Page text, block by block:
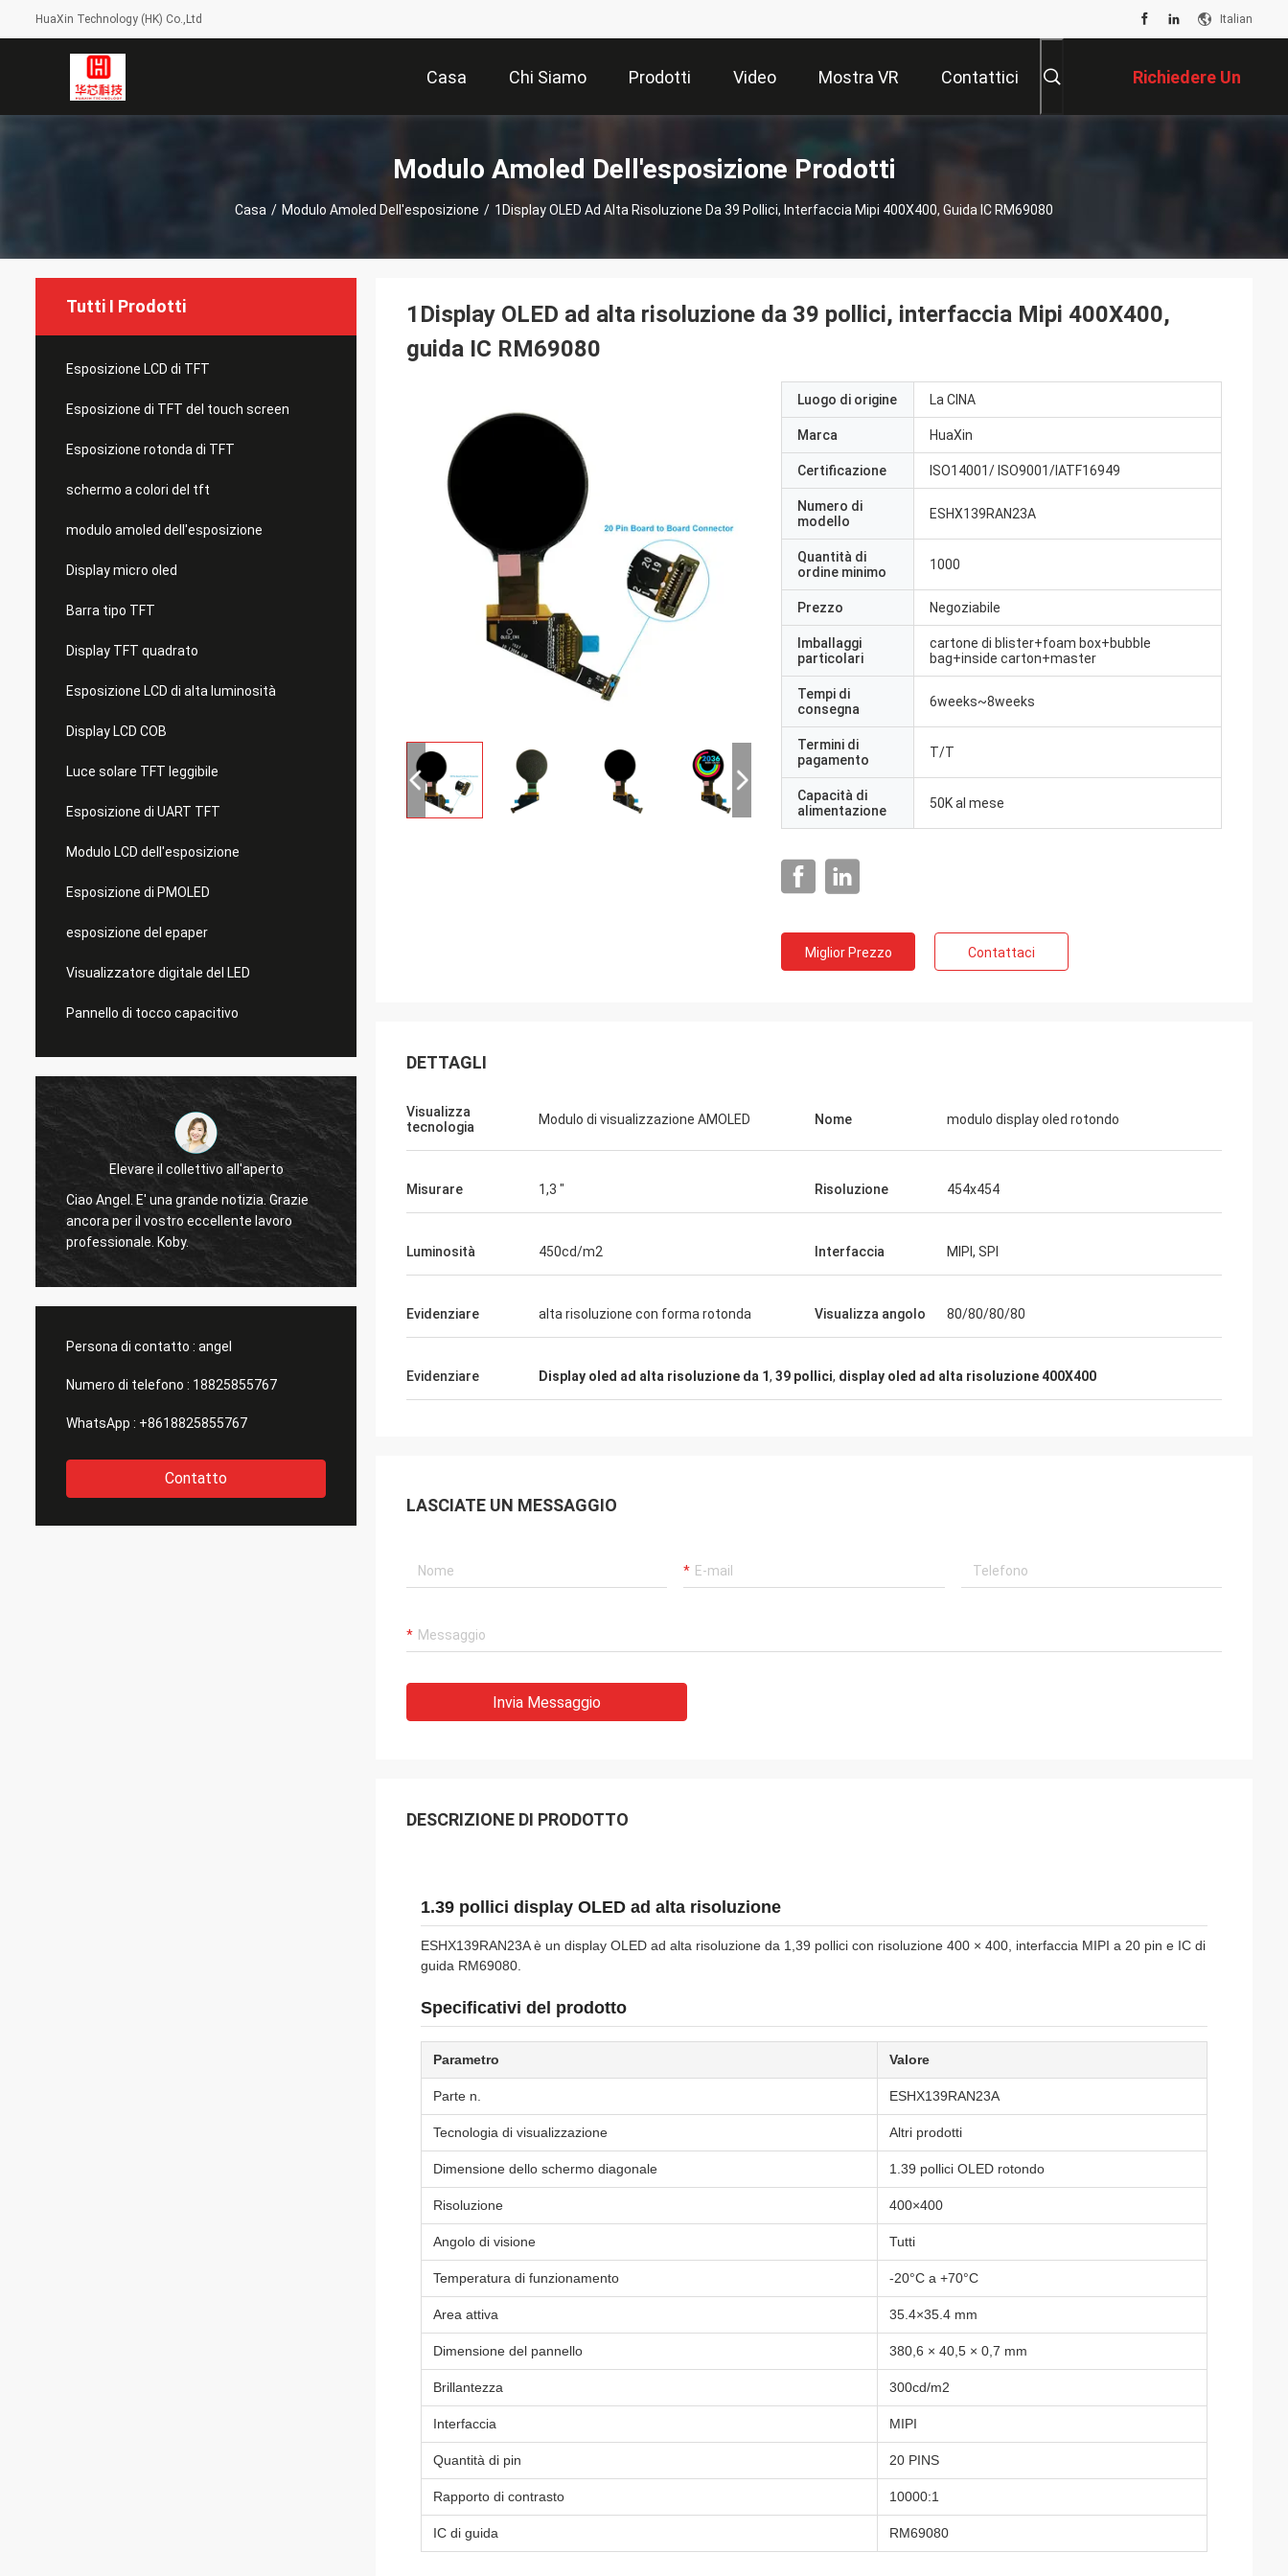
HuaXin Technology (HK) Co.,Ltd Italian
Casa Chi Siamo Prodotti Video Mostra VR Contattici Richiedere Un
Preventivo
Modulo Amoled Dell'esposizione Prodotti
Casa / Modulo Amoled Dell'esposizione / 1Display OLED Ad Alta Risoluzione Da 39 Pollici, Interfaccia Mipi 400X400, Guida IC RM69080
Tutti I Prodotti
Esposizione LCD di TFT
Esposizione di TFT del touch screen
Esposizione rotonda di TFT
schermo a colori del tft
modulo amoled dell'esposizione
Display micro oled
Barra tipo TFT
Display TFT quadrato
Esposizione LCD di alta luminosità
Display LCD COB
Luce solare TFT leggibile
Esposizione di UART TFT
Modulo LCD dell'esposizione
Esposizione di PMOLED
esposizione del epaper
Visualizzatore digitale del LED
Pannello di tocco capacitivo
Elevare il collettivo all'aperto
Ciao Angel. E' una grande notizia. Grazie
ancora per il vostro eccellente lavoro
professionale. Koby.
Sì, abbiamo iniziato a usare anche i
display rotondi, ora li stiamo verificando e
domandeTi faro' sapere. La qualità del
display è eccellente e sembra davvero di
come fabbrica.
Persona di contatto : angel
Numero di telefono : 18825855767
WhatsApp : +8618825855767
Contatto
1Display OLED ad alta risoluzione da 39 pollici, interfaccia Mipi 400X400,
guida IC RM69080
Luogo di origine La CINA
Marca HuaXin
Certificazione ISO14001/ ISO9001/IATF16949
Numero di
modello
ESHX139RAN23A
Quantità di
ordine minimo
1000
Prezzo Negoziabile
Imballaggi
particolari
cartone di blister+foam box+bubble
bag+inside carton+master
Tempi di
consegna
6weeks~8weeks
Termini di
pagamento
T/T
Capacità di
alimentazione
50K al mese
Miglior Prezzo Contattaci
DETTAGLI
Visualizza
tecnologia
Modulo di visualizzazione AMOLED Nome modulo display oled rotondo
Misurare 1,3 " Risoluzione 454x454
Luminosità 450cd/m2 Interfaccia MIPI, SPI
Evidenziare alta risoluzione con forma rotonda Visualizza angolo 80/80/80/80
Evidenziare Display oled ad alta risoluzione da 1, 39 pollici, display oled ad alta risoluzione 400X400
LASCIATE UN MESSAGGIO
Invia Messaggio
DESCRIZIONE DI PRODOTTO
1.39 pollici display OLED ad alta risoluzione
ESHX139RAN23A è un display OLED ad alta risoluzione da 1,39 pollici con risoluzione 400 × 400, interfaccia MIPI a 20 pin e IC di
guida RM69080.
Specificativi del prodotto
Parametro Valore
Parte n. ESHX139RAN23A
Tecnologia di visualizzazione Altri prodotti
Dimensione dello schermo diagonale 1.39 pollici OLED rotondo
Risoluzione 400×400
Angolo di visione Tutti
Temperatura di funzionamento -20°C a +70°C
Area attiva 35.4×35.4 mm
Dimensione del pannello 380,6 × 40,5 × 0,7 mm
Brillantezza 300cd/m2
Interfaccia MIPI
Quantità di pin 20 PINS
Rapporto di contrasto 10000:1
IC di guida RM69080